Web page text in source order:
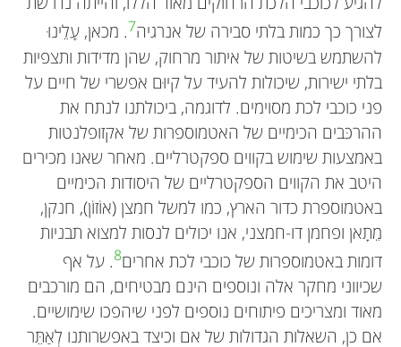
לצורך כך כמות בלתי סבירה של אנרגיה7. מכאן, עָלֵינוּ
להשתמש בשיטות של איתור מרחוק, שהן מדידות ותצפיות
בלתי ישירות, שיכולות להעיד על קיוּם אפשרי של חיים על
פני כוכבי לכת מסוימים. לדוגמה, ביכולתנו לנתח את
ההרכּבים הכימיים של האטמוספרות של אקזופלנטות
באמצעות שימוש בקווים ספקטרליים. מאחר שאנו מכירים
היטב את הקווים הספקטרליים של היסודות הכימיים
באטמוספרת כדור הארץ, כמו למשל חמצן (אוֹזוֹן), חנקן,
מֵתָאן ופחמן דו-חמצני, אנו יכולים לנסות למצוא תבניות
דומות באטמוספרות של כוכבי לכת אחרים8. על אף
שכיווני מחקר אלה ונוספים הינם מבטיחים, הם מורכבים
מאוד ומצריכים פיתוחים נוספים לפני שיהפכו שימושיים.
אם כן, השאלות הגדולות של אם וכיצד באפשרותנו לְאַתֵּר